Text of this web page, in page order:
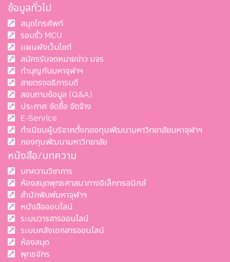
ข้อมูลทั่วไป
สมุดโทรศัพท์
รอบรั้ว MCU
แผนผังเว็บไซต์
สมัครรับจดหมายข่าว มจร
ทำบุญกับมหาจุฬาฯ
สายตรงอธิการบดี
สอบถามข้อมูล (Q&A)
ประกาศ จัดซื้อ จัดจ้าง
E-Service
ทำเนียบผู้บริจาคตั้งกองทุนพัฒนามหาวิทยาลัยมหาจุฬาฯ
กองทุนพัฒนามหาวิทยาลัย
หนังสือ/บทความ
บทความวิชาการ
ห้องสมุดพุทธศาสนาทางอิเล็กทรอนิกส์
สำนักพิมพ์มหาจุฬาฯ
หนังสือออนไลน์
ระบบวารสารออนไลน์
ระบบคลังเอกสารออนไลน์
ห้องสมุด
พุทธจักร